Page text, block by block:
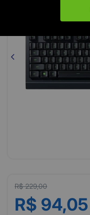
R$ 229,00
R$ 94,05